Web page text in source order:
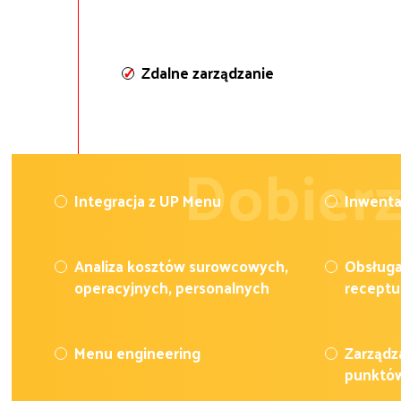
Zdalne zarządzanie
Integracja z UP Menu
Analiza kosztów surowcowych,
operacyjnych, personalnych
Menu engineering